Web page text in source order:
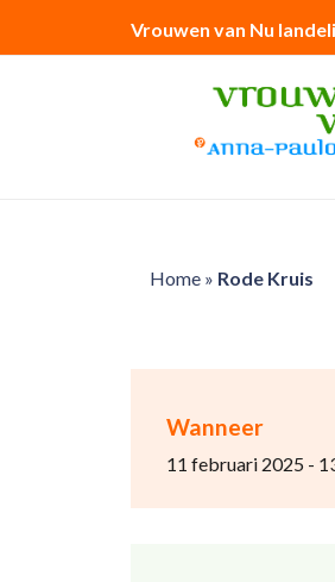
Vrouwen van Nu
Home» Rode Kruis
Wanneer
11 februari 2025 -